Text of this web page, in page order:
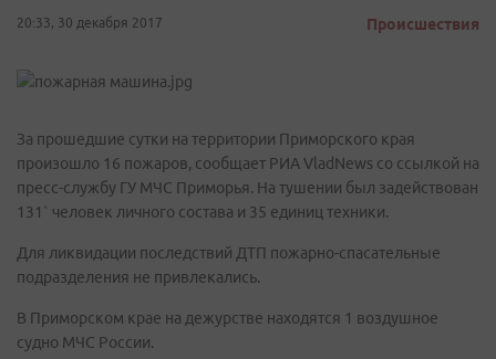
20:33, 30 декабря 2017 Происшествия
За прошедшие сутки на территории Приморского края
произошло 16 пожаров, сообщает РИА VladNews со ссылкой на
пресс-службу ГУ МЧС Приморья. На тушении был задействован
131` человек личного состава и 35 единиц техники.
Для ликвидации последствий ДТП пожарно-спасательные
подразделения не привлекались.
В Приморском крае на дежурстве находятся 1 воздушное
судно МЧС России.